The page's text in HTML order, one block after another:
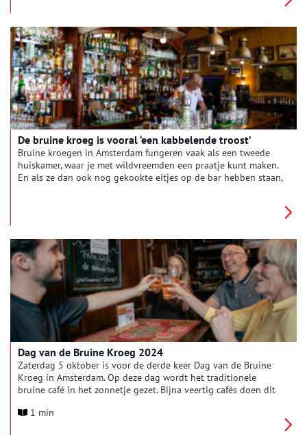
dan de ander. Drink je mee?
De bruine kroeg is vooral ‘een kabbelende troost’
Bruine kroegen in Amsterdam fungeren vaak als een tweede
huiskamer, waar je met wildvreemden een praatje kunt maken.
En als ze dan ook nog gekookte eitjes op de bar hebben staan,
Dag van de Bruine Kroeg 2024
Zaterdag 5 oktober is voor de derde keer Dag van de Bruine
Kroeg in Amsterdam. Op deze dag wordt het traditionele
bruine café in het zonnetje gezet. Bijna veertig cafés doen dit
Zoals een muziekoptreden, een jeneverproeverij of een
1 min